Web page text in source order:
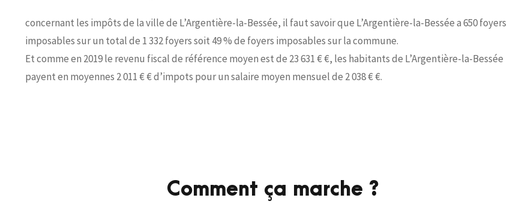
concernant les impôts de la ville de L’Argentière-la-Bessée, il faut savoir que L’Argentière-la-Bessée a 650 foyers
imposables sur un total de 1 332 foyers soit 49 % de foyers imposables sur la commune.
Et comme en 2019 le revenu fiscal de référence moyen est de 23 631 € €, les habitants de L’Argentière-la-Bessée
payent en moyennes 2 011 € € d’impots pour un salaire moyen mensuel de 2 038 € €.
Comment ça marche ?